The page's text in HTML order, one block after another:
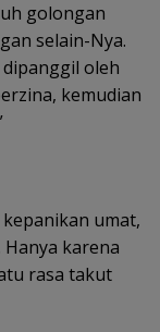
golongan
selain-Nya.
dipanggil oleh
kemudian
umat,
karena
rasa takut